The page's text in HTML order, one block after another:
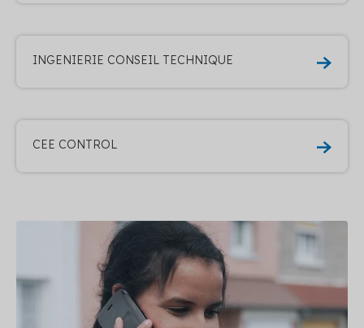
INGENIERIE CONSEIL TECHNIQUE
CEE CONTROL